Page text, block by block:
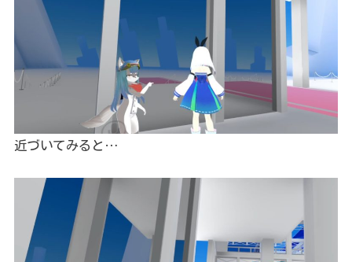
近づいてみると…